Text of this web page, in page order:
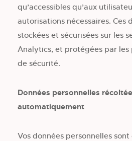
qu’accessibles qu’aux
autorisations nécessaires. Ces
stockées et sécurisées sur les
Analytics, et protégées par les
de sécurité.
Données personnelles
automatiquement
Vos données personnelles